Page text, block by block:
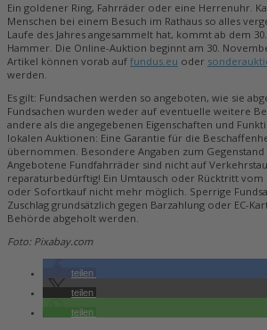
Ein goldener Ring, Fahrräder oder eine Herrenuhr.
Menschen bei einem Besuch im Rathaus so alles
Laufe des Jahres angesammelt hat, kommt ab dem
Hammer. Die Online-Auktion beginnt am 30.
Artikel können vorab auf fundus.eu oder
werden.
Es gilt: Fundsachen werden so angeboten, wie sie
Fundsachen wurden weder auf eventuelle weitere
andere als die angegebenen Eigenschaften und
lokalen Auktionen: Eine Garantie für die
übernommen. Besondere Angaben zum
Angebotene Fundfahrräder sind nicht auf
reparaturbedürftig! Ein Umtausch oder Rücktritt vom
oder Sofortkauf nicht mehr möglich. Sperrige
Zuschlag grundsätzlich gegen Barzahlung oder EC-
Behörde abgeholt werden.
Foto: Pixabay.com
teilen
teilen
teilen